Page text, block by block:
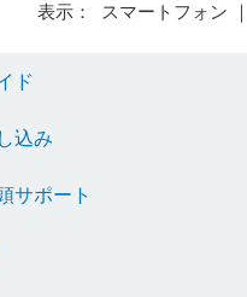
表示： スマートフォン ｜
ド
込み
サポート